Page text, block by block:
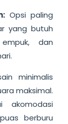
Opsi paling
yang butuh
dan
minimalis
maksimal.
akomodasi
berburu